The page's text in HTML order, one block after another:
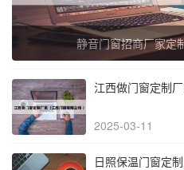
静音门窗招商厂家定
江西做门窗定制
2025-03-11
日照保温门窗定